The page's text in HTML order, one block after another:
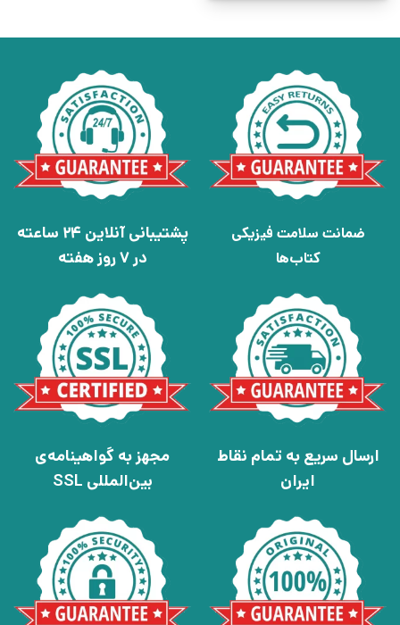
ضمانت سلامت فیزیکی
کتاب‌ها
پشتیبانی آنلاین 24 ساعته
در 7 روز هفته
ارسال سریع به تمام نقاط
ایران
مجهز به گواهینامه‌ی
بین‌المللی SSL